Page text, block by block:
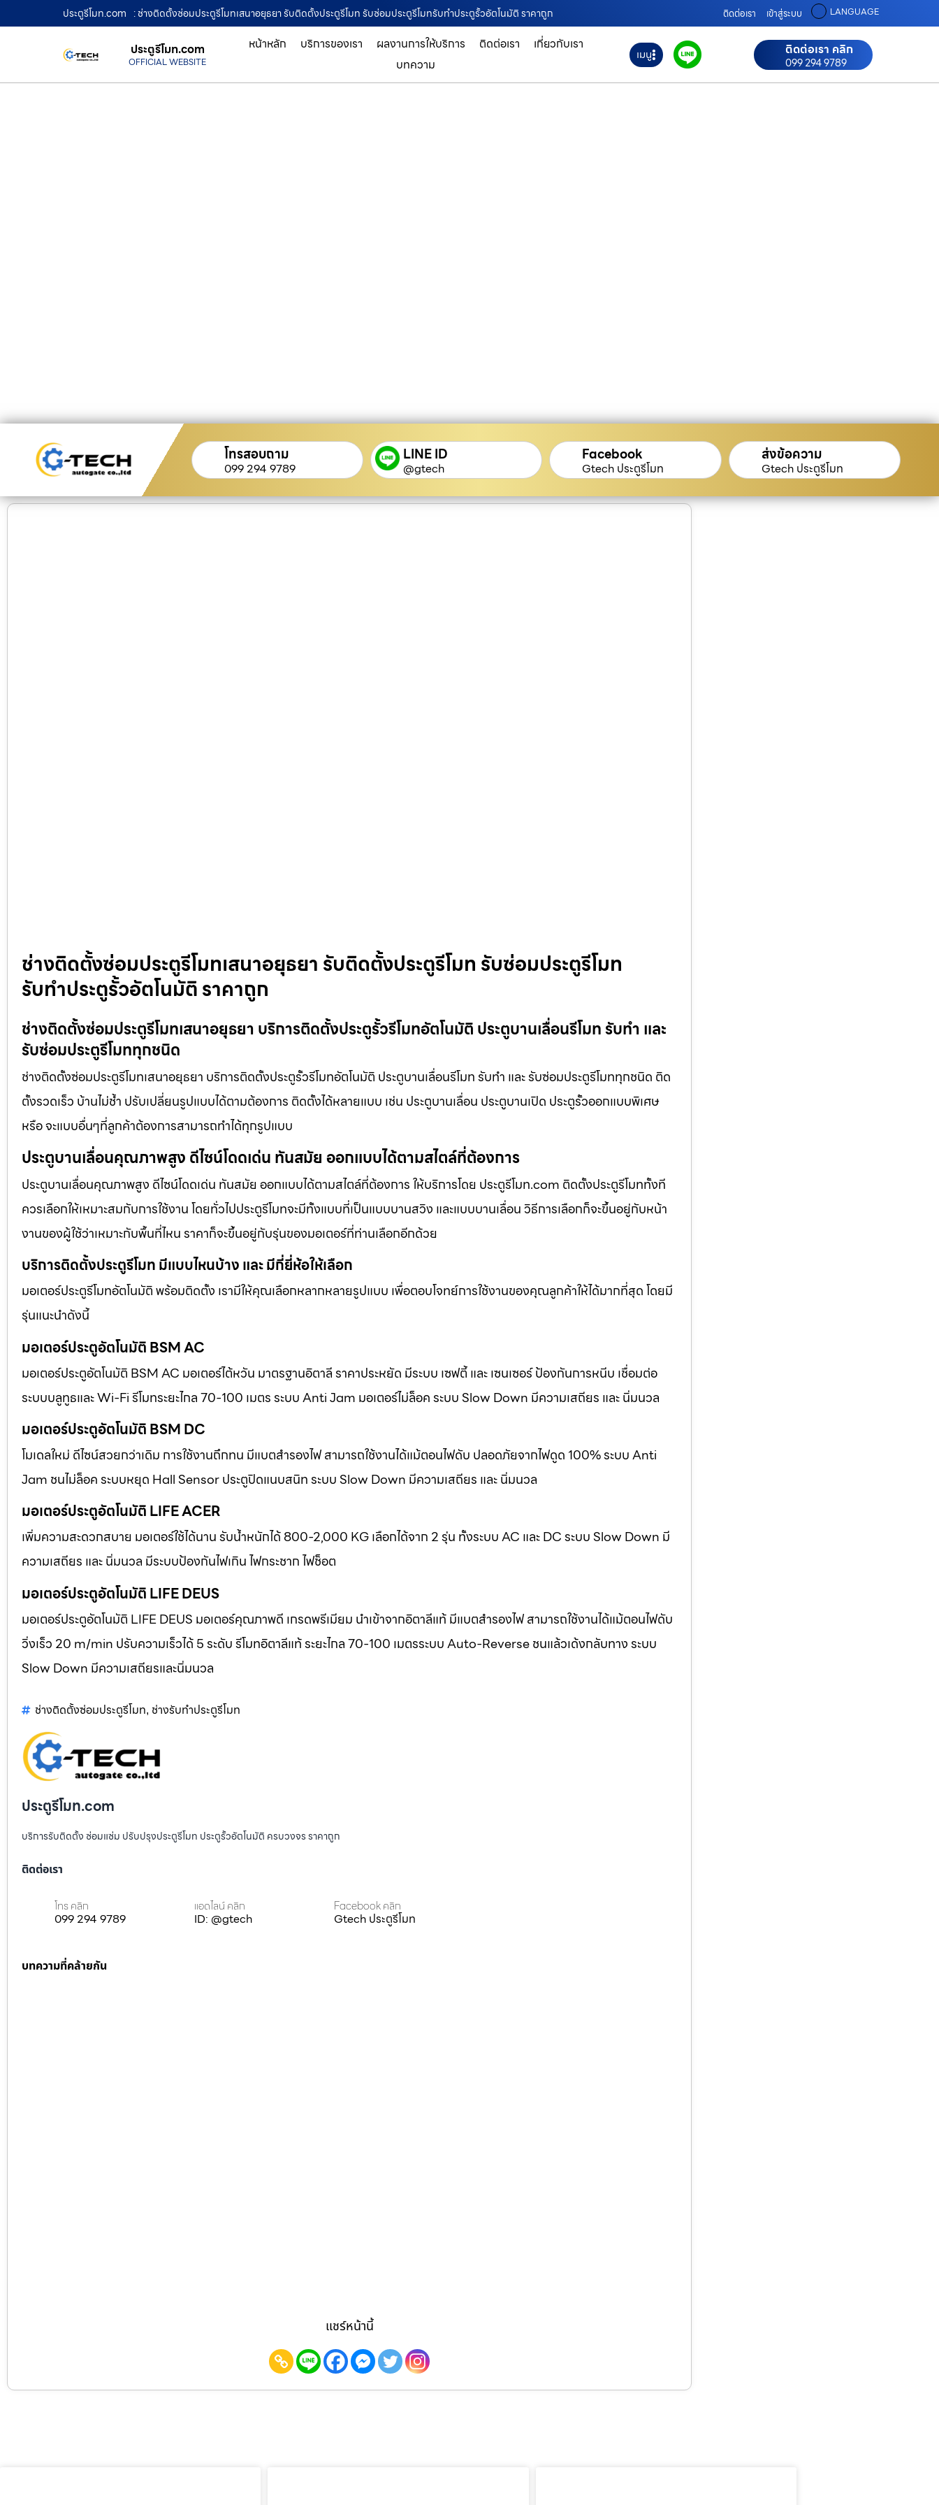
ประตูรีโมท.com : ช่างติดตั้งซ่อมประตูรีโมทเสนาอยุธยา รับติดตั้งประตูรีโมท รับซ่อมประตูรีโมทรับทำประตูรั้วอัตโนมัติ ราคาถูก ติดต่อเรา เข้าสู่ระบบ LANGUAGE
ประตูรีโมท.com
OFFICIAL WEBSITE
หน้าหลัก บริการของเรา ผลงานการให้บริการ ติดต่อเรา
เกี่ยวกับเรา
บทความ
เมนู ติดต่อเรา คลิก
099 294 9789
โทรสอบถาม
099 294 9789
LINE ID
@gtech
Facebook
Gtech ประตูรีโมท
ส่งข้อความ
Gtech ประตูรีโมท
ช่างติดตั้งซ่อมประตูรีโมทเสนาอยุธยา รับติดตั้งประตูรีโมท รับซ่อมประตูรีโมท
รับทำประตูรั้วอัตโนมัติ ราคาถูก
ช่างติดตั้งซ่อมประตูรีโมทเสนาอยุธยา บริการติดตั้งประตูรั้วรีโมทอัตโนมัติ ประตูบานเลื่อนรีโมท รับทำ และ
รับซ่อมประตูรีโมททุกชนิด
ช่างติดตั้งซ่อมประตูรีโมทเสนาอยุธยา บริการติดตั้งประตูรั้วรีโมทอัตโนมัติ ประตูบานเลื่อนรีโมท รับทำ และ รับซ่อมประตูรีโมททุกชนิด ติด
ตั้งรวดเร็ว บ้านไม่ช้ำ ปรับเปลี่ยนรูปแบบได้ตามต้องการ ติดตั้งได้หลายแบบ เช่น ประตูบานเลื่อน ประตูบานเปิด ประตูรั้วออกแบบพิเศษ
หรือ จะแบบอื่นๆที่ลูกค้าต้องการสามารถทำได้ทุกรูปแบบ
ประตูบานเลื่อนคุณภาพสูง ดีไซน์โดดเด่น ทันสมัย ออกแบบได้ตามสไตล์ที่ต้องการ
ประตูบานเลื่อนคุณภาพสูง ดีไซน์โดดเด่น ทันสมัย ออกแบบได้ตามสไตล์ที่ต้องการ ให้บริการโดย ประตูรีโมท.com ติดตั้งประตูรีโมททั้งที
ควรเลือกให้เหมาะสมกับการใช้งาน โดยทั่วไปประตูรีโมทจะมีทั้งแบบที่เป็นแบบบานสวิง และแบบบานเลื่อน วิธีการเลือกก็จะขึ้นอยู่กับหน้า
งานของผู้ใช้ว่าเหมาะกับพื้นที่ไหน ราคาก็จะขึ้นอยู่กับรุ่นของมอเตอร์ที่ท่านเลือกอีกด้วย
บริการติดตั้งประตูรีโมท มีแบบไหนบ้าง และ มีกี่ยี่ห้อให้เลือก
มอเตอร์ประตูรีโมทอัตโนมัติ พร้อมติดตั้ง เรามีให้คุณเลือกหลากหลายรูปแบบ เพื่อตอบโจทย์การใช้งานของคุณลูกค้าให้ได้มากที่สุด โดยมี
รุ่นแนะนำดังนี้
มอเตอร์ประตูอัตโนมัติ BSM AC
มอเตอร์ประตูอัตโนมัติ BSM AC มอเตอร์ไต้หวัน มาตรฐานอิตาลี ราคาประหยัด มีระบบ เซฟตี้ และ เซนเซอร์ ป้องกันการหนีบ เชื่อมต่อ
ระบบบลูทูธและ Wi-Fi รีโมทระยะไกล 70-100 เมตร ระบบ Anti Jam มอเตอร์ไม่ล็อค ระบบ Slow Down มีความเสถียร และ นิ่มนวล
มอเตอร์ประตูอัตโนมัติ BSM DC
โมเดลใหม่ ดีไซน์สวยกว่าเดิม การใช้งานถึกทน มีแบตสำรองไฟ สามารถใช้งานได้แม้ตอนไฟดับ ปลอดภัยจากไฟดูด 100% ระบบ Anti
Jam ชนไม่ล็อค ระบบหยุด Hall Sensor ประตูปิดแนบสนิท ระบบ Slow Down มีความเสถียร และ นิ่มนวล
มอเตอร์ประตูอัตโนมัติ LIFE ACER
เพิ่มความสะดวกสบาย มอเตอร์ใช้ได้นาน รับน้ำหนักได้ 800-2,000 KG เลือกได้จาก 2 รุ่น ทั้งระบบ AC และ DC ระบบ Slow Down มี
ความเสถียร และ นิ่มนวล มีระบบป้องกันไฟเกิน ไฟกระชาก ไฟช็อต
มอเตอร์ประตูอัตโนมัติ LIFE DEUS
มอเตอร์ประตูอัตโนมัติ LIFE DEUS มอเตอร์คุณภาพดี เกรดพรีเมียม นำเข้าจากอิตาลีแท้ มีแบตสำรองไฟ สามารถใช้งานได้แม้ตอนไฟดับ
วิ่งเร็ว 20 m/min ปรับความเร็วได้ 5 ระดับ รีโมทอิตาลีแท้ ระยะไกล 70-100 เมตรระบบ Auto-Reverse ชนแล้วเด้งกลับทาง ระบบ
Slow Down มีความเสถียรและนิ่มนวล
ช่างติดตั้งซ่อมประตูรีโมท, ช่างรับทำประตูรีโมท
ประตูรีโมท.com
บริการรับติดตั้ง ซ่อมแซ่ม ปรับปรุงประตูรีโมท ประตูรั้วอัตโนมัติ ครบวงจร ราคาถูก
ติดต่อเรา
โทร คลิก
099 294 9789
แอดไลน์ คลิก
ID: @gtech
Facebook คลิก
Gtech ประตูรีโมท
บทความที่คล้ายกัน
แชร์หน้านี้